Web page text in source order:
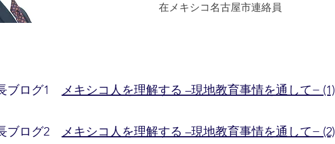
在メキシコ名古屋市連絡員
ブログ1 メキシコ⼈を理解する –現地教育事情を通して− (1)
ブログ2 メキシコ⼈を理解する –現地教育事情を通して− (2)